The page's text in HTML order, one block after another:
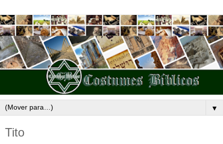
▼
Tito